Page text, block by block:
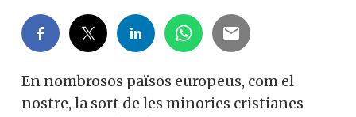
En nombrosos països europeus, com el
nostre, la sort de les minories cristianes